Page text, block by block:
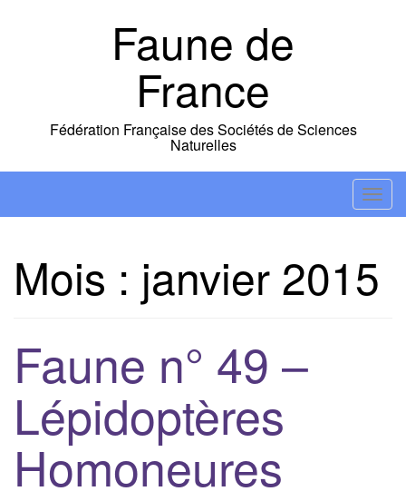
Faune de
France
Fédération Française des Sociétés de Sciences
Naturelles
T
o
g
l
Mois : janvier 2015
Faune n° 49 –
Lépidoptères
Homoneures